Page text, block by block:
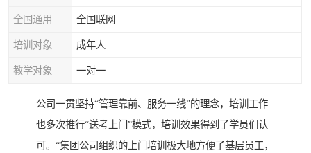
全国通用 全国联网
培训对象 成年人
教学对象 一对一
公司一贯坚持“管理靠前、服务一线”的理念，培训工作
也多次推行“送考上门”模式，培训效果得到了学员们认
可。“集团公司组织的上门培训极大地方便了基层员工，